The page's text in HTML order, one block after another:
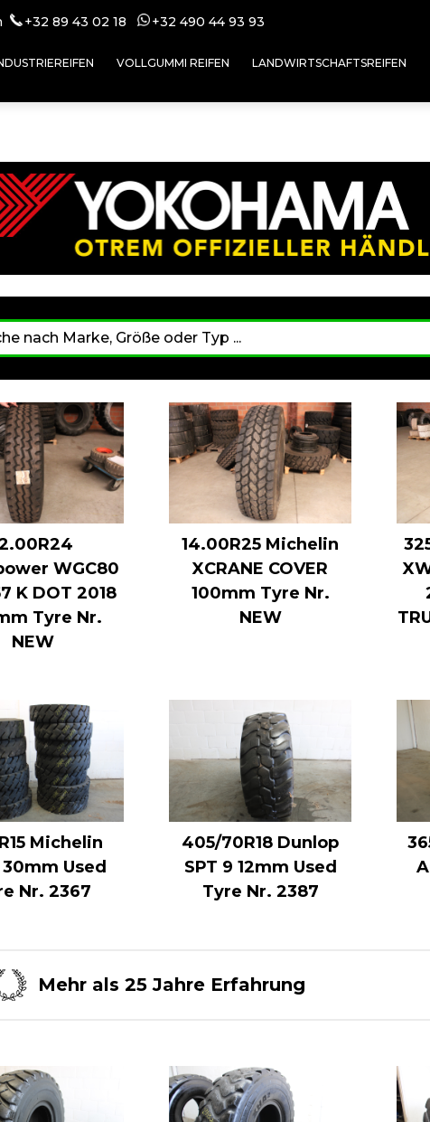
+32 89 43 02 18 +32 490 44 93 93
VOLLGUMMI REIFEN LANDWIRTSCHAFTSREIFEN
WGC80
K DOT 2018
Tyre Nr.
NEW
14.00R25 Michelin
XCRANE COVER
100mm Tyre Nr.
NEW
Michelin
Used
Nr. 2367
405/70R18 Dunlop
SPT 9 12mm Used
Tyre Nr. 2387
Mehr als 25 Jahre Erfahrung